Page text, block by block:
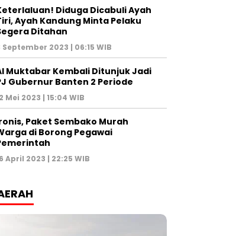
Diduga Dicabuli Ayah
Ayah Kandung Minta Pelaku
Ditahan
September 2023 | 06:15 WIB
Muktabar Kembali Ditunjuk Jadi
Gubernur Banten 2 Periode
Mei 2023 | 15:04 WIB
Paket Sembako Murah
di Borong Pegawai
April 2023 | 22:25 WIB